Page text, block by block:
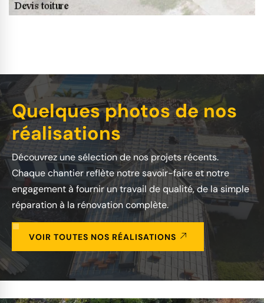
Quelques photos de nos
réalisations
Découvrez une sélection de nos projets récents.
Chaque chantier reflète notre savoir-faire et notre
engagement à fournir un travail de qualité, de la simple
réparation à la rénovation complète.
VOIR TOUTES NOS RÉALISATIONS